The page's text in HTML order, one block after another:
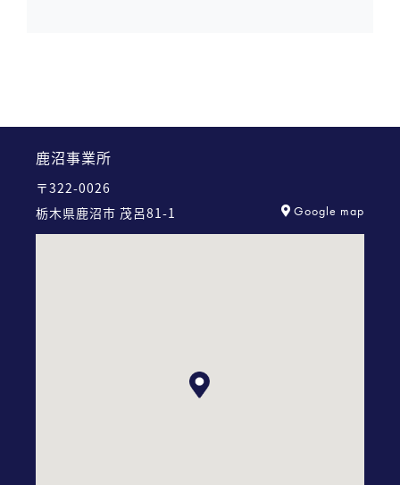
鹿沼事業所
〒322-0026
栃木県鹿沼市 茂呂81-1
Google map